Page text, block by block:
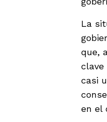
La
que,
clave
casi
en el